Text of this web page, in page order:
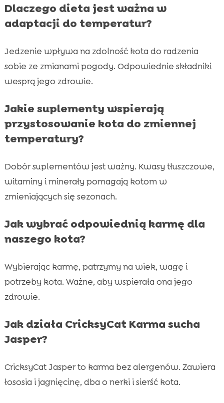
Dlaczego dieta jest ważna w
adaptacji do temperatur?
Jedzenie wpływa na zdolność kota do radzenia
sobie ze zmianami pogody. Odpowiednie składniki
wesprą jego zdrowie.
Jakie suplementy wspierają
przystosowanie kota do zmiennej
temperatury?
Dobór suplementów jest ważny. Kwasy tłuszczowe,
witaminy i minerały pomagają kotom w
zmieniających się sezonach.
Jak wybrać odpowiednią karmę dla
naszego kota?
Wybierając karmę, patrzymy na wiek, wagę i
potrzeby kota. Ważne, aby wspierała ona jego
zdrowie.
Jak działa CricksyCat Karma sucha
Jasper?
CricksyCat Jasper to karma bez alergenów. Zawiera
łososia i jagnięcinę, dba o nerki i sierść kota.